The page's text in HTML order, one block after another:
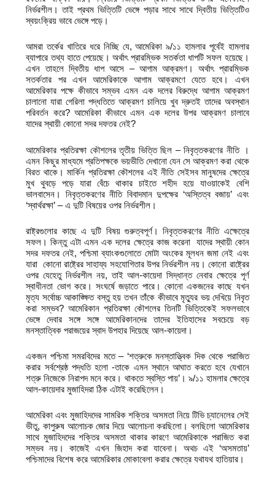
নির্ভরশীল। তাই প্রথম ভিত্তিটি ভেঙ্গে পড়ার সাথে সাথে দ্বিতীয় ভিত্তিটিও
স্বয়ংক্রিয় ভাবে ভেঙ্গে পড়ে।
আমরা তর্কের খাতিরে ধরে নিচ্ছি যে, আমেরিকা ৯/১১ হামলার পূর্বেই হামলার
ব্যাপারে তথ্য হাতে পেয়েছে। অর্থাৎ প্রারম্ভিক সতর্কতা ধাপটি সফল হয়েছে।
এখন তাহলে দ্বিতীয় ধাপ আসে – আগাম আক্রমণ। অর্থাৎ প্রারম্ভিক
সতর্কতার পর এখন আমেরিকাকে আগাম আক্রমণে যেতে হবে। এখন
আমেরিকার পক্ষে কীভাবে সম্ভব এমন এক দলের বিরুদ্ধে আগাম আক্রমণ
চালানো যারা গেরিলা পদ্ধতিতে আক্রমণ চালিয়ে খুব দ্রুতই তাদের অবস্থান
পরিবর্তন করে? আমেরিকা কীভাবে এমন এক দলের উপর আক্রমণ চালাবে
যাদের স্থায়ী কোনো সদর দফতর নেই?
আমেরিকার প্রতিরক্ষা কৌশলের তৃতীয় ভিত্তি ছিল – নিবৃত্তকরণের নীতি ।
এমন কিছুর মাধ্যমে প্রতিপক্ষকে ভয়ভীতি দেখানো যেন সে আক্রমণ করা থেকে
বিরত থাকে। মার্কিন প্রতিরক্ষা কৌশলের এই নীতি সেইসব মানুষদের ক্ষেত্রে
মুখ থুবড়ে পড়ে যারা বেঁচে থাকার চাইতে শহীদ হয়ে যাওয়াকেই বেশি
ভালবাসেন। নিবৃত্তকরণের নীতি বিবাদমান দুপক্ষের ‘অস্তিত্ব বজায়’ এবং
‘স্বার্থরক্ষা’ – এ দুটি বিষয়ের ওপর নির্ভরশীল।
রাষ্ট্রগুলোর কাছে এ দুটি বিষয় গুরুত্বপূর্ণ। নিবৃত্তকরণের নীতি এক্ষেত্রে
সফল। কিন্তু এটা এমন এক দলের ক্ষেত্রে কাজ করেনা যাদের স্থায়ী কোন
সদর দফতর নেই, পশ্চিমা ব্যাংকগুলোতে মোটা অংকের মূলধন জমা নেই এবং
যারা কোনো রাষ্ট্রের সাহায্য সহযোগিতার উপর নির্ভরশীল নয়। কোনো রাষ্ট্রের
ওপর যেহেতু নির্ভরশীল নয়, তাই আল-কায়েদা সিদ্ধান্ত নেবার ক্ষেত্রে পূর্ণ
স্বাধীনতা ভোগ করে। সংঘর্ষে জড়াতে পারে। কোনো একজনের কাছে যখন
মৃত্য সর্বোচ্চ আকাঙ্ক্ষিত বস্তু হয় তখন তাঁকে কীভাবে মৃত্যুর ভয় দেখিয়ে নিবৃত
করা সম্ভব? আমেরিকান প্রতিরক্ষা কৌশলের তিনটি ভিত্তিকেই সফলভাবে
ভেঙ্গে দেবার সঙ্গে সঙ্গে আমেরিকানদের তাদের ইতিহাসের সবচেয়ে বড়
মনস্তাত্বিক পরাজয়ের স্বাদ উপহার দিয়েছে আল-কায়েদা।
একজন পশ্চিমা সমরবিদের মতে – ‘শত্রুকে মনস্তাত্ত্বিক দিক থেকে পরাজিত
করার সর্বশ্রেষ্ঠ পদ্ধতি হলো -তাকে এমন স্থানে আঘাত করতে হবে যেখানে
শত্রু নিজেকে নিরাপদ মনে করে। থাকতে স্বস্তি পায়’। ৯/১১ হামলার ক্ষেত্রে
আল-কায়েদার মুজাহিদরা ঠিক এটাই করেছিলেন।
আমেরিকা এবং মুজাহিদদের সামরিক শক্তির অসমতা নিয়ে টিভি চ্যানেলের সেই
ভীতু, কাপুরুষ আলোচক জোর দিয়ে আলোচনা করছিলো। বলছিলো আমেরিকার
সাথে মুজাহিদদের শক্তির অসমতা থাকার কারণে আমেরিকাকে পরাজিত করা
সম্ভব নয়। কাজেই এখন জিহাদ করা যাবেনা। অথচ এই ‘অসমতায়’
পশ্চিমাদের বিশেষ করে আমেরিকার মোকাবেলা করার ক্ষেত্রে যথাযথ হাতিয়ার।